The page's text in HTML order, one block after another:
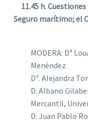
11.45 h.
Seguro marítimo; el
MODERA: Dª
Menéndez
Dª. Alejandra
D. Albano
Mercantil,
D. Juan Pablo